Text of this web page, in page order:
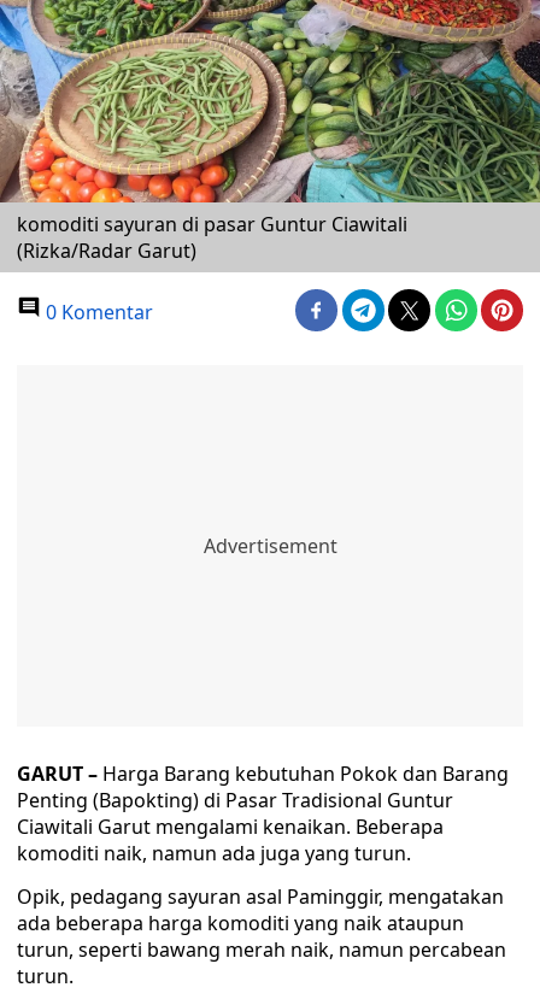
komoditi sayuran di pasar Guntur Ciawitali
(Rizka/Radar Garut)
0 Komentar
GARUT – Harga Barang kebutuhan Pokok dan Barang
Penting (Bapokting) di Pasar Tradisional Guntur
Ciawitali Garut mengalami kenaikan. Beberapa
komoditi naik, namun ada juga yang turun.
Opik, pedagang sayuran asal Paminggir, mengatakan
ada beberapa harga komoditi yang naik ataupun
turun, seperti bawang merah naik, namun percabean
turun.